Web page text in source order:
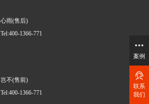
心雨(售后)
Tel:400-1366-771
岂不(售前)
Tel:400-1366-771
案例
联系
我们